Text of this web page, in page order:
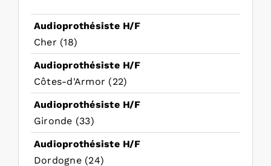
Audioprothésiste H/F
Cher (18)
Audioprothésiste H/F
Côtes-d'Armor (22)
Audioprothésiste H/F
Gironde (33)
Audioprothésiste H/F
Dordogne (24)